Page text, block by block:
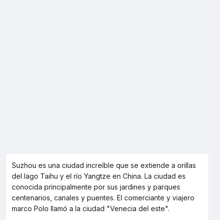
Suzhou es una ciudad increíble que se extiende a orillas
del lago Taihu y el río Yangtze en China. La ciudad es
conocida principalmente por sus jardines y parques
centenarios, canales y puentes. El comerciante y viajero
marco Polo llamó a la ciudad "Venecia del este".